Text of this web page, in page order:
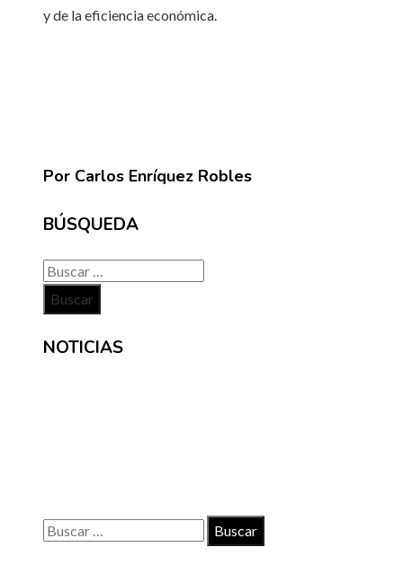
y de la eficiencia económica.
Por Carlos Enríquez Robles
BÚSQUEDA
Buscar:
NOTICIAS
Buscar: